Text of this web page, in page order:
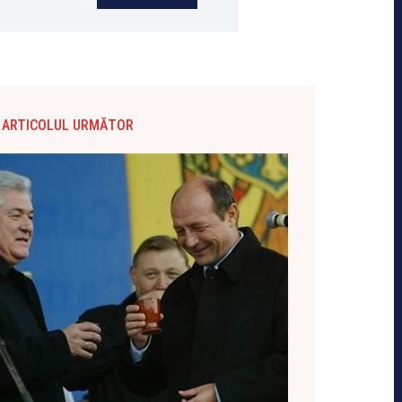
ARTICOLUL URMĂTOR